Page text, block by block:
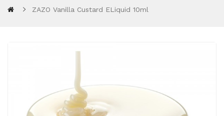
ZAZO Vanilla Custard ELiquid 10ml